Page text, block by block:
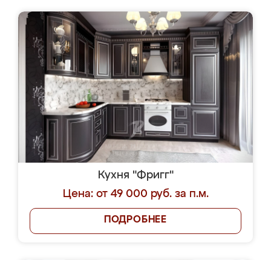
Кухня "Фригг"
Цена: от 49 000 руб. за п.м.
ПОДРОБНЕЕ